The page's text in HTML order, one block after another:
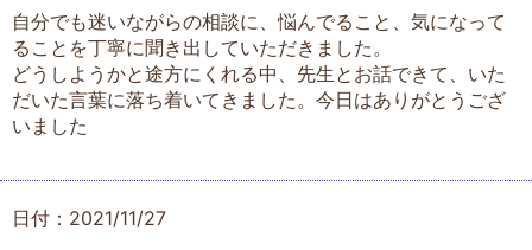
自分でも迷いながらの相談に、悩んでること、気になって
ることを丁寧に聞き出していただきました。
どうしようかと途方にくれる中、先生とお話できて、いた
だいた言葉に落ち着いてきました。今日はありがとうござ
いました
日付：2021/11/27